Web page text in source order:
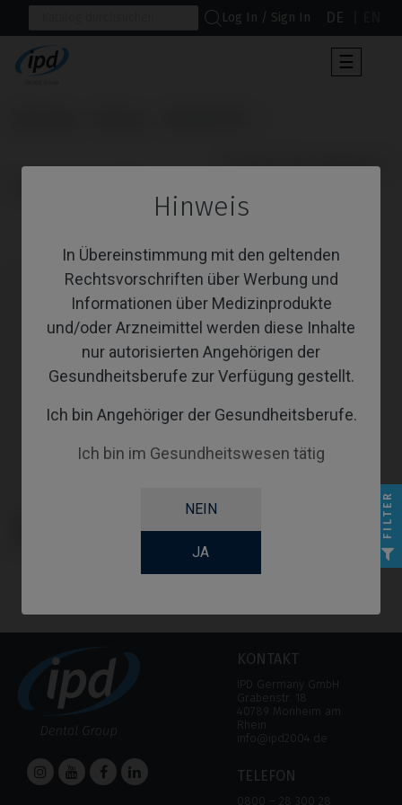
Hinweis
In Übereinstimmung mit den geltenden
Rechtsvorschriften über Werbung und
Informationen über Medizinprodukte
und/oder Arzneimittel werden diese Inhalte
nur autorisierten Angehörigen der
Gesundheitsberufe zur Verfügung gestellt.
Ich bin Angehöriger der Gesundheitsberufe.
Ich bin im Gesundheitswesen tätig
NEIN
JA
Log In / Sign In DE
der
☰
                      Provisorisches Abutment
kompatibel mit Biomet® 3i®
KONTAKT
IPD Germany GmbH
Grabenstr. 18
40789 Monheim am
Rhein
info@ipd2004.de
TELEFON
0800 – 28 300 28
FILTER